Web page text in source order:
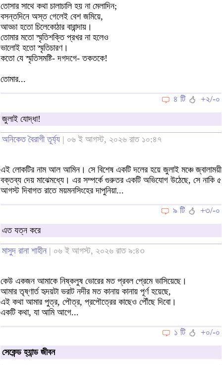
তোসার সাথে কথা চালাচালি হয় না মেলাদিন;
বসন্তদিনে অস্ত গেলেই বেশ জমিয়ে,
আড্ডা হতো চিলেকোঠার বারান্দায়।
তোমার মতো স্মৃতিশক্তি প্রখর না হলেও
ভালোই হতো স্মৃতিচারণ।
কতো যে স্মৃতিসমষ্টি- দগদগে- তকতকে!
তোমার...
৪ টি
+২/-০
জুলাই যোদ্ধা!
অনিকেত বৈরাগী তূর্য্য | ০৬ ই আগস্ট, ২০২৬ রাত ১০:৪৭
এই লোকটির নাম আল আমিন। সে বিশেষ একটি দলের হয়ে জুলাই মঞ্চে জ্বালাময়ী
বক্তব্য দেয় মাঝেমধ্যে। এর সম্পর্কে গুরুতর একটি অভিযোগ উঠেছে, সে নাকি ৫
আগস্ট দিবাগত রাতে ময়মনসিংহের দাপুনিয়া...
৯ টি
+৩/-০
এত যত্ন করে
মাসুদ রানা শাহীন | ০৬ ই আগস্ট, ২০২৬ রাত ৯:৪৩
কেউ একজন আমাকে নিষ্কলুষ ভোরের মত প্রবল প্রেমে ভাসিয়েছে।
আমার তৃষ্ণার্ত হৃদয়টা ভরাট নদীর মত কানায় কানায় পূর্ণ হয়েছে,
এই কথা আমার পুত্র, পৌত্র, প্রপৌত্রের কাছেও পৌঁছে দিবো।
একটি কথা, যা আমি আগে...
১ টি
+০/-০
সেকেন্ড হ্যান্ড জীবন